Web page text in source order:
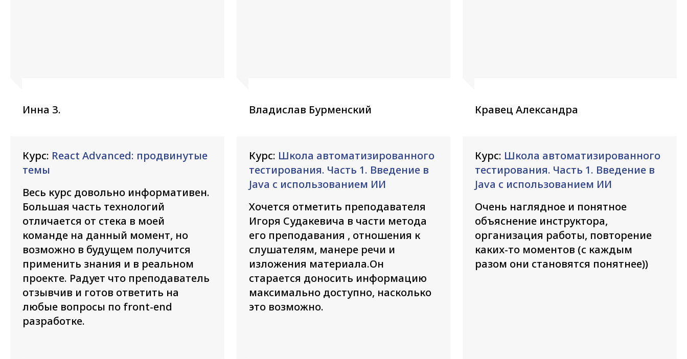
Инна З. Владислав Бурменский Кравец Александра
Курс: React Advanced: продвинутые
темы
Весь курс довольно информативен.
Большая часть технологий
отличается от стека в моей
команде на данный момент, но
возможно в будущем получится
применить знания и в реальном
проекте. Радует что преподаватель
отзывчив и готов ответить на
любые вопросы по front-end
разработке.
Курс: Школа автоматизированного
тестирования. Часть 1. Введение в
Java с использованием ИИ
Хочется отметить преподавателя
Игоря Судакевича в части метода
его преподавания , отношения к
слушателям, манере речи и
изложения материала.Он
старается доносить информацию
максимально доступно, насколько
это возможно.
Курс: Школа автоматизированного
тестирования. Часть 1. Введение в
Java с использованием ИИ
Очень наглядное и понятное
объяснение инструктора,
организация работы, повторение
каких-то моментов (с каждым
разом они становятся понятнее))